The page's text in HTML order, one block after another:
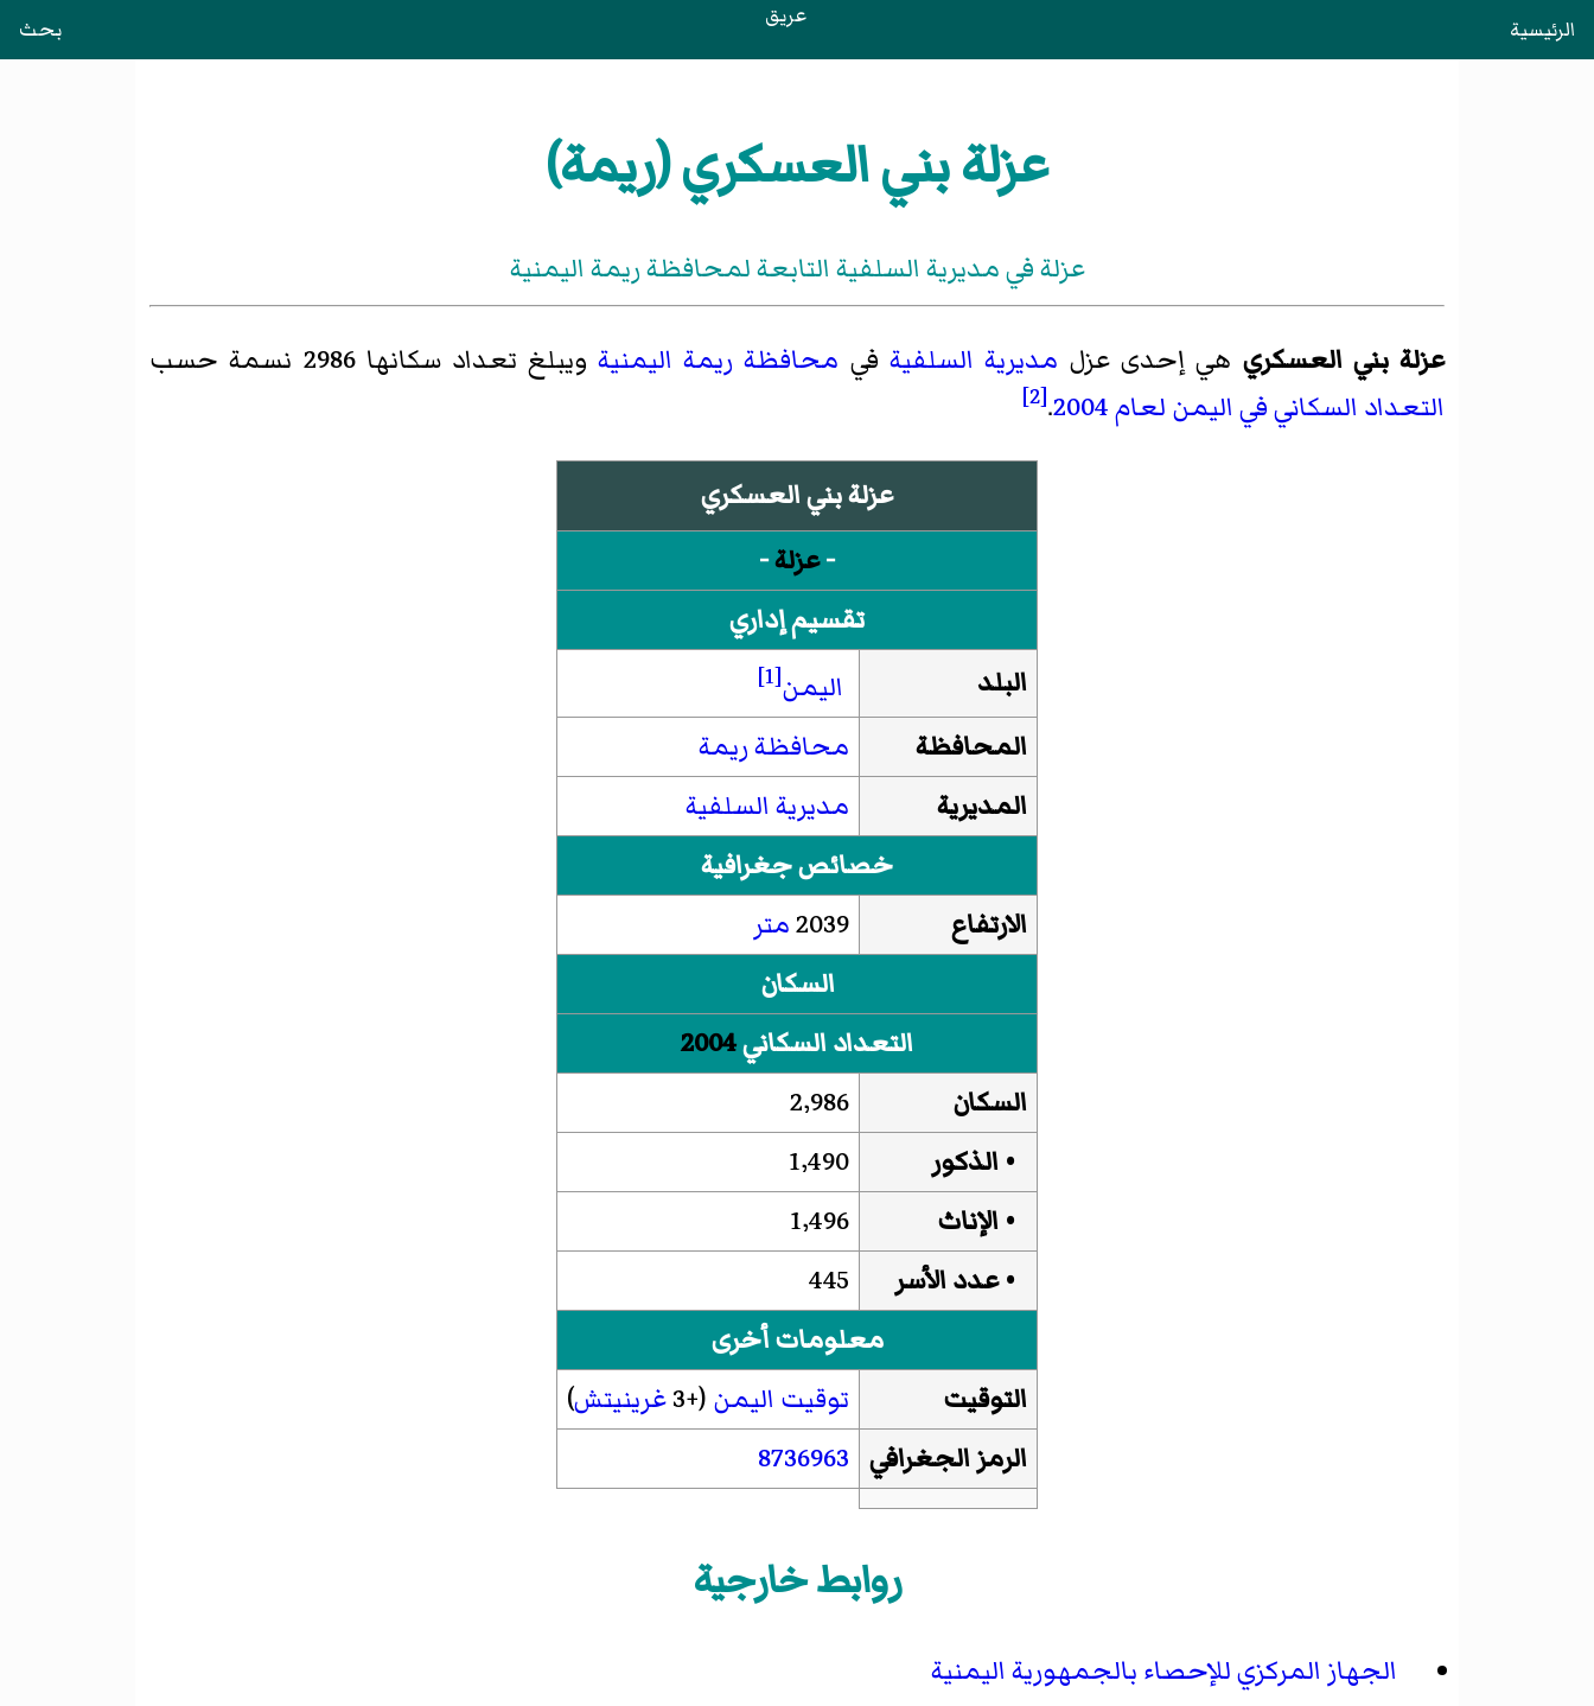
الرئيسية عريق بحث
عزلة بني العسكري (ريمة)
عزلة في مديرية السلفية التابعة لمحافظة ريمة اليمنية
عزلة بني العسكري هي إحدى عزل مديرية السلفية في محافظة ريمة اليمنيةويبلغ تعداد سكانها 2986 نسمة حسب
التعداد السكاني في اليمن لعام 2004
.
[2]
عزلة بني العسكري
-عزلة-
تقسيم إداري
البلد
اليمن[1]
المحافظة
محافظة ريمة
المديرية
مديرية السلفية
خصائص جغرافية
الارتفاع
2039متر
السكان
التعداد السكاني2004
السكان
2٬986
• الذكور
1٬490
• الإناث
1٬496
• عدد الأسر
445
معلومات أخرى
التوقيت
توقيت اليمن (+3 غرينيتش)
الرمز الجغرافي 8736963
روابط خارجية
الجهاز المركزي للإحصاء بالجمهورية اليمنية